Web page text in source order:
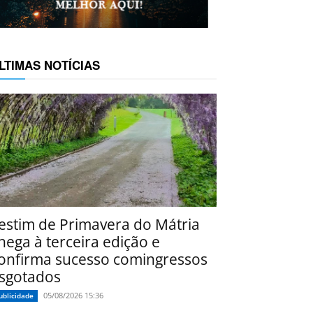
NOTÍCIAS
de Primavera do Mátria
à terceira edição e
sucesso comingressos
05/08/2026 15:36